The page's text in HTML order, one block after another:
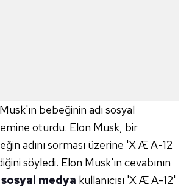
bebeğinin adı sosyal
oturdu. Elon Musk, bir
adını sorması üzerine 'X Æ A-12
söyledi. Elon Musk'ın cevabının
sosyal medya kullanıcısı 'X Æ A-12'